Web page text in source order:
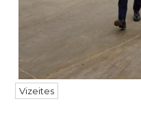
Vizeites